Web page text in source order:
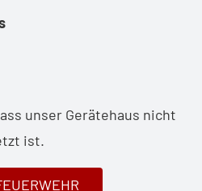
unser Gerätehaus nicht
ist.